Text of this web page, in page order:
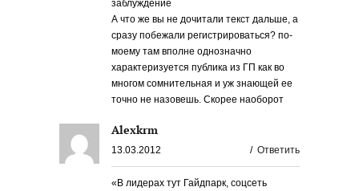
заблуждение
А что же вы не дочитали текст дальше, а
сразу побежали регистрироваться? по-
моему там вполне однозначно
характеризуется публика из ГП как во
многом сомнительная и уж знающей ее
точно не назовешь. Скорее наоборот
Alexkrm
13.03.2012 / Ответить
«В лидерах тут Гайдпарк, соцсеть